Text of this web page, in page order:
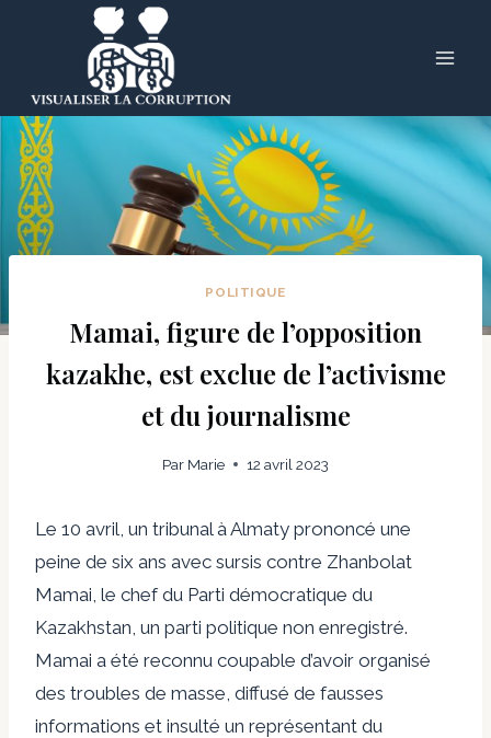
POLITIQUE
Mamai, figure de l’opposition
kazakhe, est exclue de l’activisme
et du journalisme
Par Marie 12 avril 2023
Le 10 avril, un tribunal à Almaty prononcé une
peine de six ans avec sursis contre Zhanbolat
Mamai, le chef du Parti démocratique du
Kazakhstan, un parti politique non enregistré.
Mamai a été reconnu coupable d’avoir organisé
des troubles de masse, diffusé de fausses
informations et insulté un représentant du